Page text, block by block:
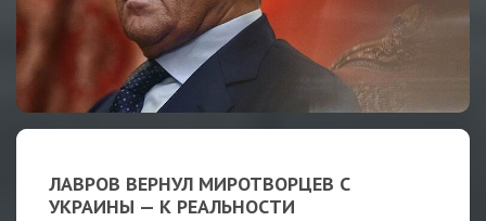
ЛАВРОВ ВЕРНУЛ МИРОТВОРЦЕВ С
УКРАИНЫ — К РЕАЛЬНОСТИ